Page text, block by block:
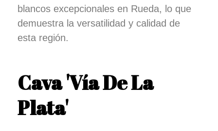
blancos excepcionales en Rueda, lo que
demuestra la versatilidad y calidad de
esta región.
Cava 'Vía De La
Plata'